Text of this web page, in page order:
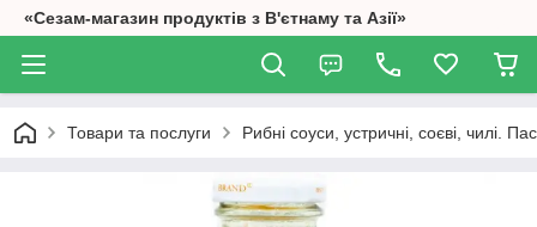
«Сезам-магазин продуктів з В'єтнаму та Азії»
Товари та послуги Рибні соуси, устричні, соєві, чилі.